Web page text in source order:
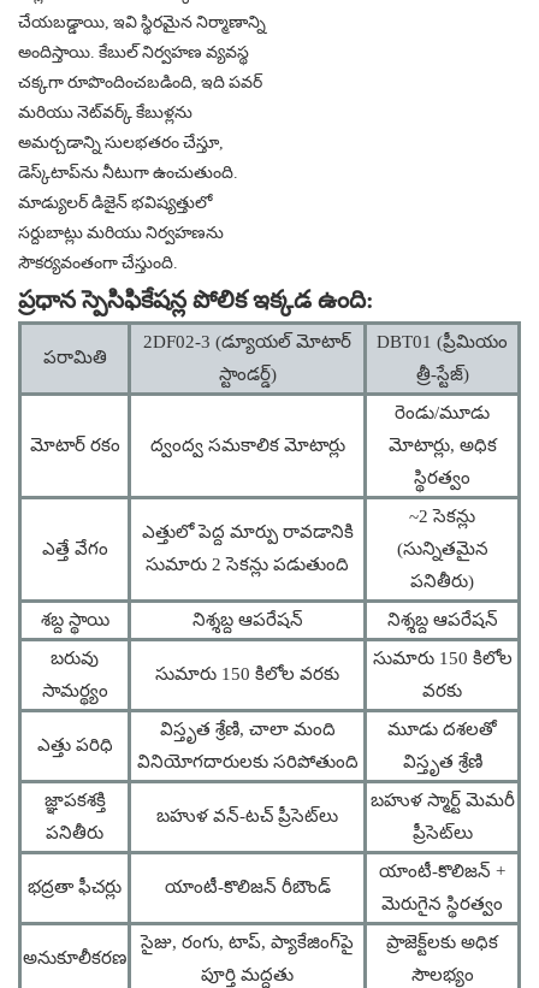
చేయబడ్డాయి, ఇవి స్థిరమైన నిర్మాణాన్ని
అందిస్తాయి. కేబుల్ నిర్వహణ వ్యవస్థ
చక్కగా రూపొందించబడింది, ఇది పవర్
మరియు నెట్‌వర్క్ కేబుళ్లను
అమర్చడాన్ని సులభతరం చేస్తూ,
డెస్క్‌టాప్‌ను నీటుగా ఉంచుతుంది.
మాడ్యులర్ డిజైన్ భవిష్యత్తులో
సర్దుబాట్లు మరియు నిర్వహణను
సౌకర్యవంతంగా చేస్తుంది.
ప్రధాన స్పెసిఫికేషన్ల పోలిక ఇక్కడ ఉంది:
పరామితి
2DF02-3 (డ్యూయల్ మోటార్
స్టాండర్డ్)
DBT01 (ప్రీమియం
త్రీ-స్టేజ్)
మోటార్ రకం ద్వంద్వ సమకాలిక మోటార్లు
రెండు/మూడు
మోటార్లు, అధిక
స్థిరత్వం
ఎత్తే వేగం
ఎత్తులో పెద్ద మార్పు రావడానికి
సుమారు 2 సెకన్లు పడుతుంది
~2 సెకన్లు
(సున్నితమైన
పనితీరు)
శబ్ద స్థాయి
నిశ్శబ్ద ఆపరేషన్
నిశ్శబ్ద ఆపరేషన్
బరువు
సామర్థ్యం
సుమారు 150 కిలోల వరకు
సుమారు 150 కిలోల
వరకు
ఎత్తు పరిధి
విస్తృత శ్రేణి, చాలా మంది
వినియోగదారులకు సరిపోతుంది
మూడు దశలతో
విస్తృత శ్రేణి
జ్ఞాపకశక్తి
పనితీరు
బహుళ వన్-టచ్ ప్రీసెట్‌లు
బహుళ స్మార్ట్ మెమరీ
ప్రీసెట్‌లు
భద్రతా ఫీచర్లు యాంటీ-కొలిజన్ రీబౌండ్
యాంటీ-కొలిజన్ +
మెరుగైన స్థిరత్వం
అనుకూలీకరణ
సైజు, రంగు, టాప్, ప్యాకేజింగ్‌పై
పూర్తి మద్దతు
ప్రాజెక్ట్‌లకు అధిక
సౌలభ్యం